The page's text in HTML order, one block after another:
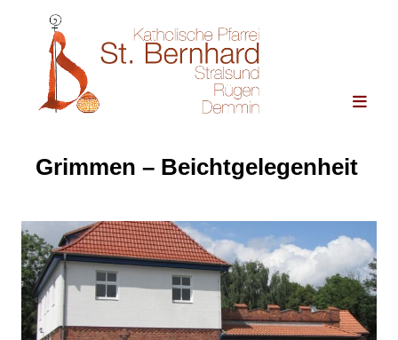
Grimmen – Beichtgelegenheit